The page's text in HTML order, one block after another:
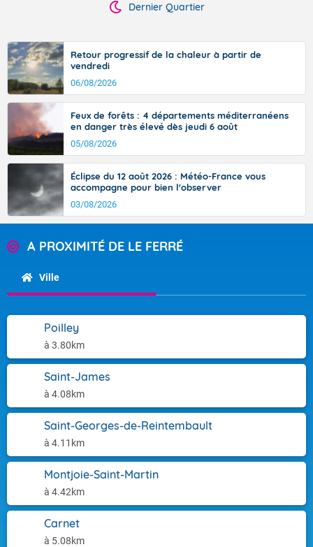
Dernier Quartier
Retour progressif de la chaleur à partir de
vendredi
06/08/2026
Feux de forêts : 4 départements méditerranéens
en danger très élevé dès jeudi 6 août
05/08/2026
Éclipse du 12 août 2026 : Météo-France vous
accompagne pour bien l'observer
03/08/2026
A PROXIMITÉ DE LE FERRÉ
Ville
Poilley
à 3.80km
Saint-James
à 4.08km
Saint-Georges-de-Reintembault
à 4.11km
Montjoie-Saint-Martin
à 4.42km
Carnet
à 5.08km